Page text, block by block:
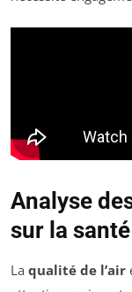
Analyse
sur la
La qualité de l’air